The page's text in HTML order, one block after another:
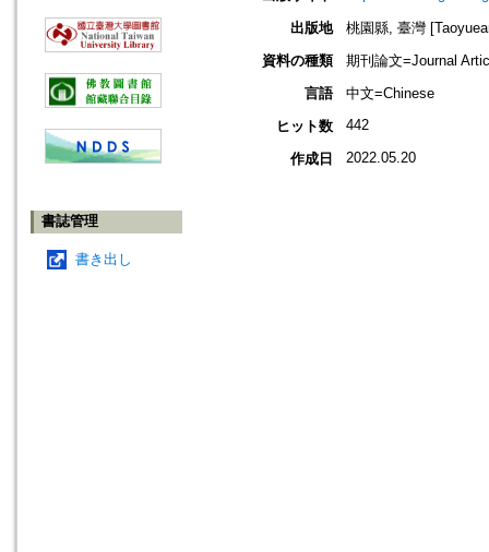
書誌管理
書き出し
出版地
桃園縣, 臺灣
資料の種類
期刊論文=Journal
言語
中文=Chinese
ヒット数
442
作成日 2022.05.20